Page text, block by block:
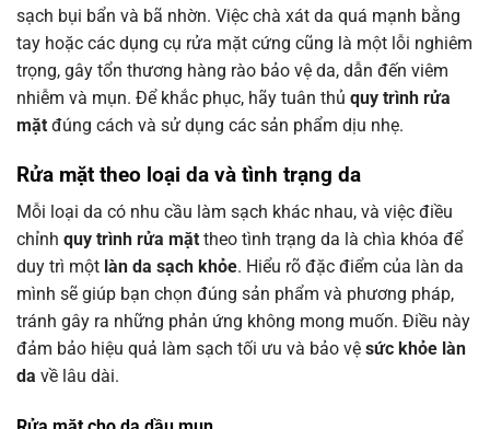
sạch bụi bẩn và bã nhờn. Việc chà xát da quá mạnh bằng
tay hoặc các dụng cụ rửa mặt cứng cũng là một lỗi nghiêm
trọng, gây tổn thương hàng rào bảo vệ da, dẫn đến viêm
nhiễm và mụn. Để khắc phục, hãy tuân thủ quy trình rửa
mặt đúng cách và sử dụng các sản phẩm dịu nhẹ.
Rửa mặt theo loại da và tình trạng da
Mỗi loại da có nhu cầu làm sạch khác nhau, và việc điều
chỉnh quy trình rửa mặt theo tình trạng da là chìa khóa để
duy trì một làn da sạch khỏe. Hiểu rõ đặc điểm của làn da
mình sẽ giúp bạn chọn đúng sản phẩm và phương pháp,
tránh gây ra những phản ứng không mong muốn. Điều này
đảm bảo hiệu quả làm sạch tối ưu và bảo vệ sức khỏe làn
da về lâu dài.